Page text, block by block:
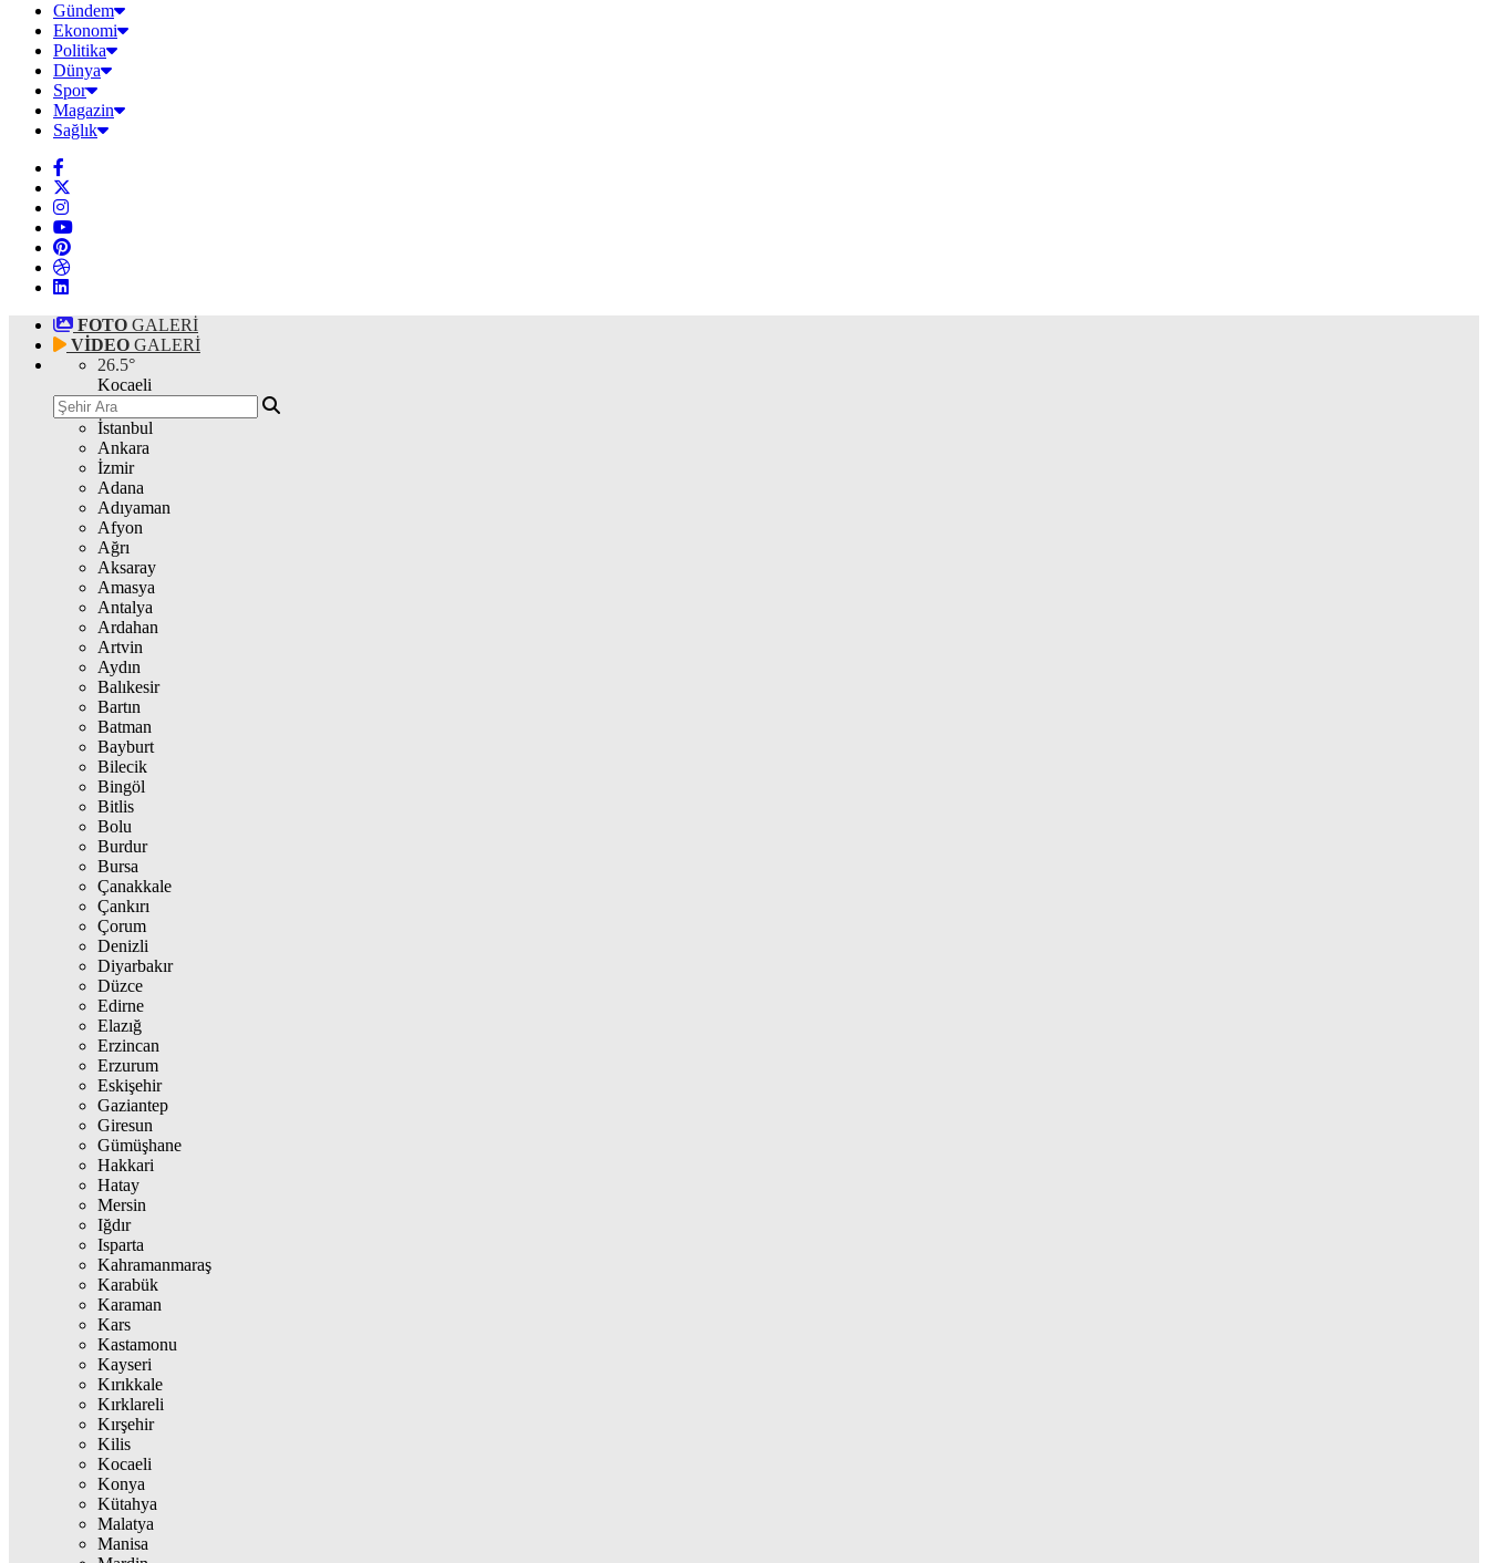
Gündem
Ekonomi
Politika
Dünya
Spor
Magazin
Sağlık
FOTO GALERİ
VİDEO GALERİ
26.5°
Kocaeli
İstanbul
Ankara
İzmir
Adana
Adıyaman
Afyon
Ağrı
Aksaray
Amasya
Antalya
Ardahan
Artvin
Aydın
Balıkesir
Bartın
Batman
Bayburt
Bilecik
Bingöl
Bitlis
Bolu
Burdur
Bursa
Çanakkale
Çankırı
Çorum
Denizli
Diyarbakır
Düzce
Edirne
Elazığ
Erzincan
Erzurum
Eskişehir
Gaziantep
Giresun
Gümüşhane
Hakkari
Hatay
Mersin
Iğdır
Isparta
Kahramanmaraş
Karabük
Karaman
Kars
Kastamonu
Kayseri
Kırıkkale
Kırklareli
Kırşehir
Kilis
Kocaeli
Konya
Kütahya
Malatya
Manisa